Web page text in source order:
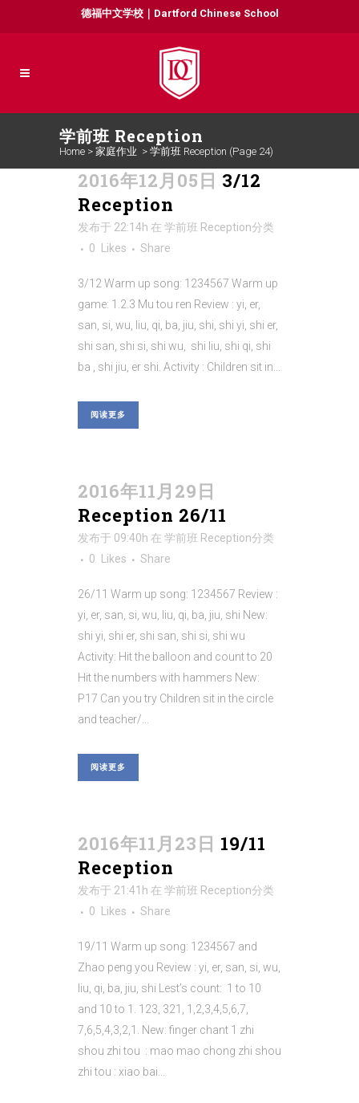
德福中文学校｜Dartford Chinese School
学前班 Reception
Home > 家庭作业 > 学前班 Reception (Page 24)
2016年12月05日 3/12
Reception
发布于 22:14h 在 学前班 Reception分类
0
Likes Share
3/12 Warm up song: 1234567 Warm up
game: 1.2.3 Mu tou ren Review : yi, er,
san, si, wu, liu, qi, ba, jiu, shi, shi yi, shi er,
shi san, shi si, shi wu, shi liu, shi qi, shi
ba , shi jiu, er shi. Activity : Children sit in...
阅读更多
2016年11月29日
Reception 26/11
发布于 09:40h 在 学前班 Reception分类
0
Likes Share
26/11 Warm up song: 1234567 Review :
yi, er, san, si, wu, liu, qi, ba, jiu, shi New:
shi yi, shi er, shi san, shi si, shi wu
Activity: Hit the balloon and count to 20
Hit the numbers with hammers New:
P17 Can you try Children sit in the circle
and teacher/...
阅读更多
2016年11月23日 19/11
Reception
发布于 21:41h 在 学前班 Reception分类
0
Likes Share
19/11 Warm up song: 1234567 and
Zhao peng you Review : yi, er, san, si, wu,
liu, qi, ba, jiu, shi Lest’s count: 1 to 10
and 10 to 1. 123, 321, 1,2,3,4,5,6,7,
7,6,5,4,3,2,1. New: finger chant 1 zhi
shou zhi tou : mao mao chong zhi shou
zhi tou : xiao bai...